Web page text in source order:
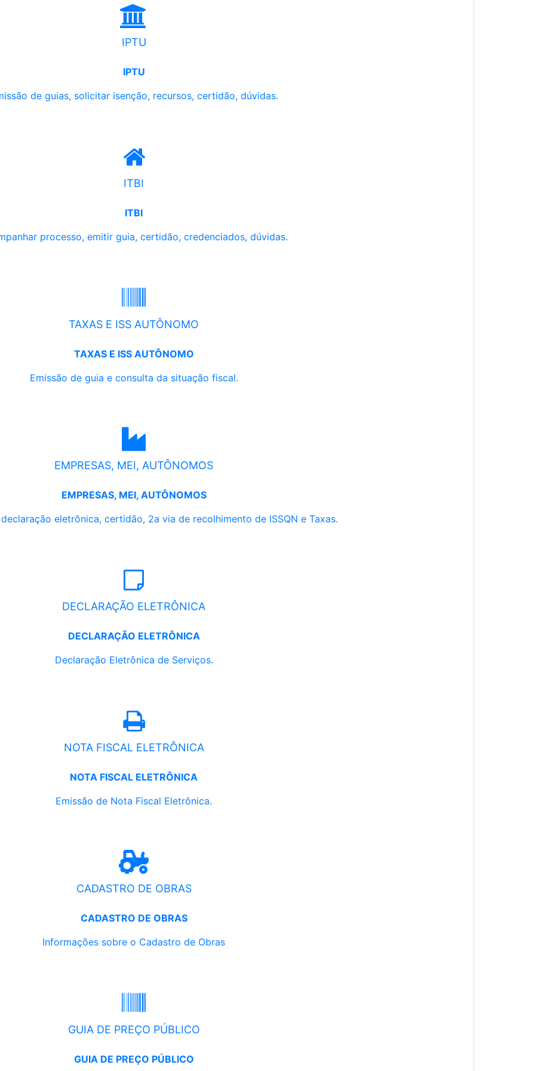
IPTU
IPTU
de guias, solicitar isenção, recursos, certidão, dúvidas.
ITBI
ITBI
processo, emitir guia, certidão, credenciados, dúvidas.
TAXAS E ISS AUTÔNOMO
TAXAS E ISS AUTÔNOMO
Emissão de guia e consulta da situação fiscal.
EMPRESAS, MEI, AUTÔNOMOS
EMPRESAS, MEI, AUTÔNOMOS
eletrônica, certidão, 2a via de recolhimento de ISSQN e Taxas.
DECLARAÇÃO ELETRÔNICA
DECLARAÇÃO ELETRÔNICA
Declaração Eletrônica de Serviços.
NOTA FISCAL ELETRÔNICA
NOTA FISCAL ELETRÔNICA
Emissão de Nota Fiscal Eletrônica.
CADASTRO DE OBRAS
CADASTRO DE OBRAS
Informações sobre o Cadastro de Obras
GUIA DE PREÇO PÚBLICO
GUIA DE PREÇO PÚBLICO